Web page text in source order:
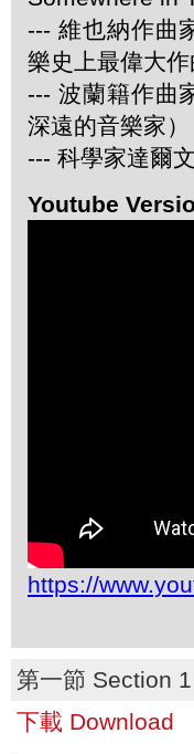
--- 維也納作曲
樂史上最偉大作
--- 波蘭籍作曲
深遠的音樂家）
--- 科學家達爾
Youtube
https://
第一節 Section 1
下載 Download